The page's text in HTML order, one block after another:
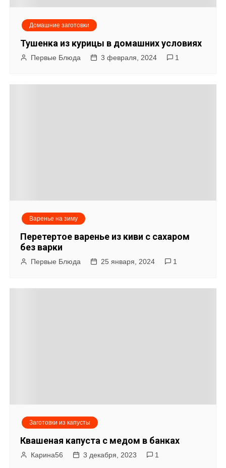
Домашние заготовки
Тушенка из курицы в домашних условиях
Первые Блюда 3 февраля, 2024 1
Варенье на зиму
Перетертое варенье из киви с сахаром
без варки
Первые Блюда 25 января, 2024 1
Заготовки из капусты
Квашеная капуста с медом в банках
Карина56 3 декабря, 2023 1